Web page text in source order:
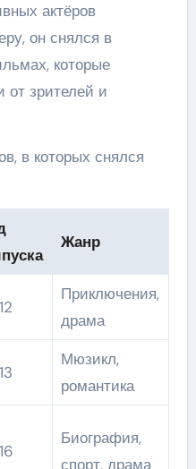
актёров
он снялся в
которые
от зрителей и
в которых снялся
Жанр
Приключения,
драма
Мюзикл,
романтика
Биография,
спорт, драма